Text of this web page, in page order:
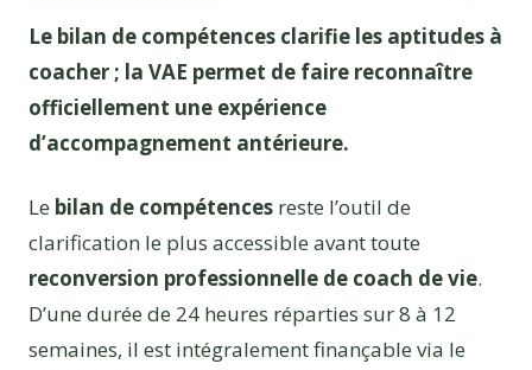
Le bilan de compétences clarifie les aptitudes à
coacher ; la VAE permet de faire reconnaître
officiellement une expérience
d’accompagnement antérieure.
Le bilan de compétences reste l’outil de
clarification le plus accessible avant toute
reconversion professionnelle de coach de vie.
D’une durée de 24 heures réparties sur 8 à 12
semaines, il est intégralement finançable via le